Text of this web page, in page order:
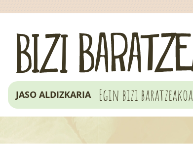
JASO ALDIZKARIA Egin bizi baratzeakoa